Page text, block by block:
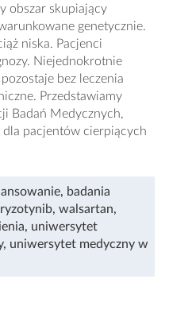
obszar skupiający
genetycznie.
niska. Pacjenci
Niejednokrotnie
bez leczenia
Przedstawiamy
Badań Medycznych,
dla pacjentów cierpiących
, badania
, walsartan,
, uniwersytet
, uniwersytet medyczny w